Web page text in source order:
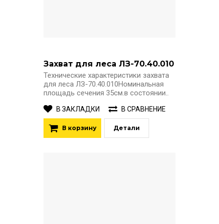
Захват для леса ЛЗ-70.40.010
Технические характеристики захвата
для леса ЛЗ-70.40.010Номинальная
площадь сечения 35см.в состоянии..
В ЗАКЛАДКИ В СРАВНЕНИЕ
В корзину Детали